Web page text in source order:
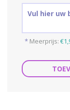
* Meerprijs: